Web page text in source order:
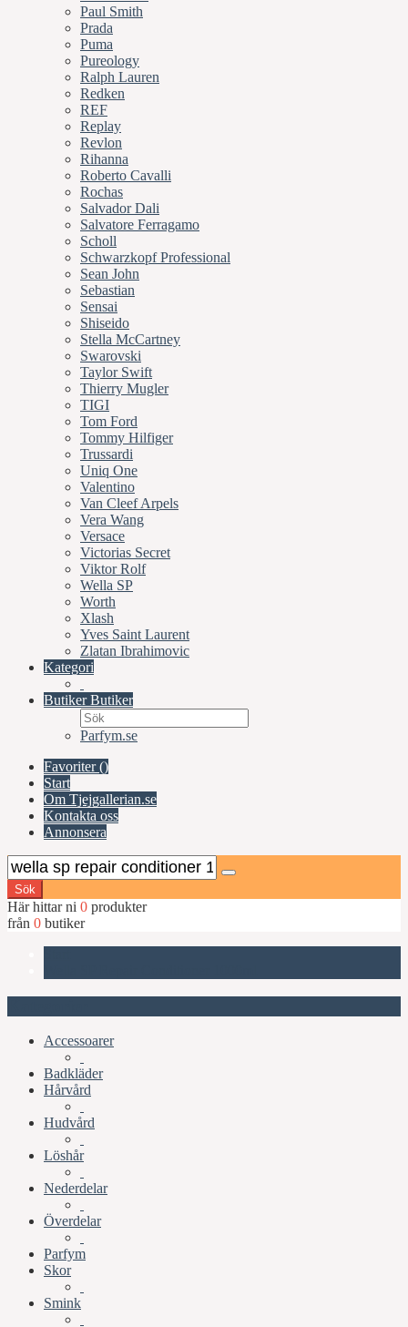
Paul Smith
Prada
Puma
Pureology
Ralph Lauren
Redken
REF
Replay
Revlon
Rihanna
Roberto Cavalli
Rochas
Salvador Dali
Salvatore Ferragamo
Scholl
Schwarzkopf Professional
Sean John
Sebastian
Sensai
Shiseido
Stella McCartney
Swarovski
Taylor Swift
Thierry Mugler
TIGI
Tom Ford
Tommy Hilfiger
Trussardi
Uniq One
Valentino
Van Cleef Arpels
Vera Wang
Versace
Victorias Secret
Viktor Rolf
Wella SP
Worth
Xlash
Yves Saint Laurent
Zlatan Ibrahimovic
Kategori
ButikerButiker
Parfym.se
Favoriter ()
Start
Om Tjejgallerian.se
Kontakta oss
Annonsera
Sök
Här hittar ni 0 produkter
från 0 butiker
Accessoarer
Badkläder
Hårvård
Hudvård
Löshår
Nederdelar
Överdelar
Parfym
Skor
Smink